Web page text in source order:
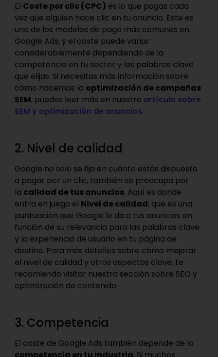
El Coste por clic (CPC) es lo que pagas cada
vez que alguien hace clic en tu anuncio. Este es
uno de los modelos de pago más comunes en
Google Ads, y el coste puede variar
considerablemente dependiendo de la
competencia en tu sector y las palabras clave
que elijas. Si necesitas más información sobre
cómo hacemos la optimización de campañas
SEM, puedes leer más en nuestro artículo sobre
SEM y optimización de anuncios.
2. Nivel de calidad
Google no solo se fija en cuánto estás dispuesto
a pagar por un clic, también se preocupa por
la calidad de tus anuncios. Aquí es donde
entra en juego el Nivel de calidad, que es una
puntuación que Google le da a tus anuncios en
función de su relevancia para las palabras clave
y la experiencia de usuario en tu página de
destino. Para más detalles sobre cómo mejorar
el nivel de calidad y otros aspectos clave, te
recomiendo visitar nuestra sección sobre SEO y
optimización de contenido.
3. Competencia
El coste de Google Ads también depende de la